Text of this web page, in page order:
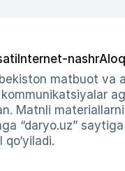
Internet-nashr
matbuot
Matnli
“daryo.uz”